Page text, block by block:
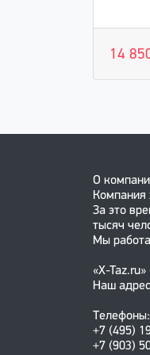
14
О
Компания
За это
тысяч
Мы
«X-
Наш
Телефоны:
+7 (495)
+7 (903)